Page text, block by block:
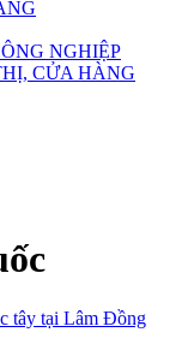
NGHIỆP
CỬA HÀNG